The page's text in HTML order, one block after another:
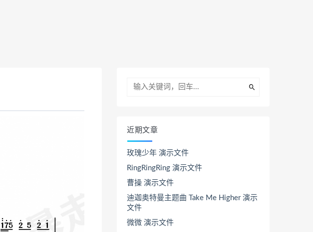
近期文章
玫瑰少年 演示文件
RingRingRing 演示文件
曹操 演示文件
迪迦奥特曼主题曲 Take Me Higher 演示
文件
微微 演示文件